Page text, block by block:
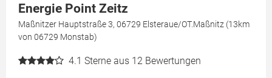
Energie Point Zeitz
Maßnitzer Hauptstraße 3, 06729 Elsteraue/OT.Maßnitz (13km
von 06729 Monstab)
4.1 Sterne aus 12 Bewertungen